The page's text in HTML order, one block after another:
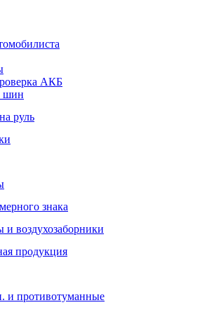
АКБ
шин
руль
знака
и воздухозаборники
продукция
и противотуманные